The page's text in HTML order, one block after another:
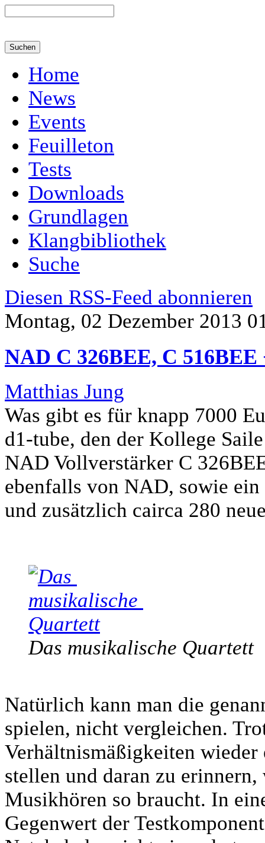
Home
News
Events
Feuilleton
Tests
Downloads
Grundlagen
Klangbibliothek
Suche
Diesen RSS-Feed abonnieren
Montag, 02 Dezember 2013
NAD C 326BEE, C
Matthias Jung
Was gibt es für knapp 7000
d1-tube, den der Kollege
NAD Vollverstärker C
ebenfalls von NAD, sowie
und zusätzlich cairca 280
Das musikalische Quartett
Natürlich kann man die
spielen, nicht vergleichen.
Verhältnismäßigkeiten
stellen und daran zu
Musikhören so braucht. In
Gegenwert der